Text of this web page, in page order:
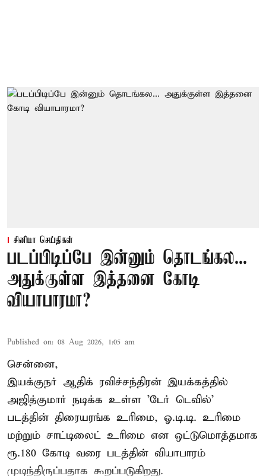
சினிமா செய்திகள்
படப்பிடிப்பே இன்னும் தொடங்கல...
அதுக்குள்ள இத்தனை கோடி
வியாபாரமா?
Published on: 08 Aug 2026, 1:05 am
சென்னை,
இயக்குநர் ஆதிக் ரவிச்சந்திரன் இயக்கத்தில்
அஜித்குமார் நடிக்க உள்ள 'டேர் டெவில்'
படத்தின் திரையரங்க உரிமை, ஓ.டி.டி. உரிமை
மற்றும் சாட்டிலைட் உரிமை என ஒட்டுமொத்தமாக
ரூ.180 கோடி வரை படத்தின் வியாபாரம்
முடிந்திருப்பதாக கூறப்படுகிறது.